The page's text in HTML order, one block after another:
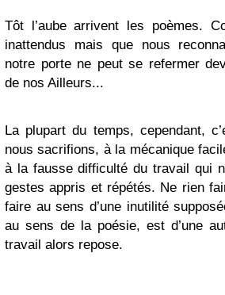
Tôt l’aube arrivent les poèmes.
inattendus mais que nous
notre porte ne peut se refermer
de nos Ailleurs...
La plupart du temps, cependant,
nous sacrifions, à la mécanique
à la fausse difficulté du travail qui
gestes appris et répétés. Ne rien
faire au sens d’une inutilité
au sens de la poésie, est d’une
travail alors repose.